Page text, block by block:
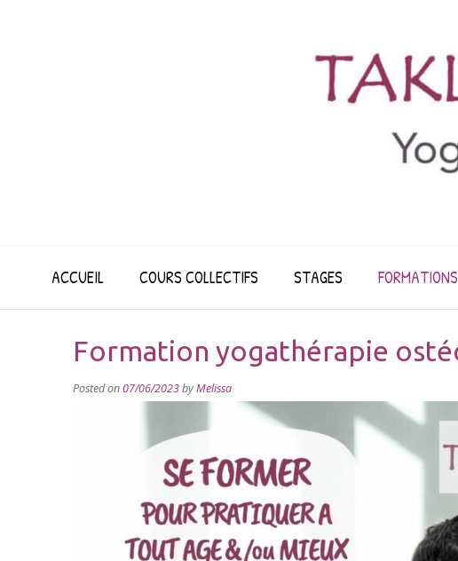
ACCUEIL COURS COLLECTIFS STAGES FORMATIONS
Formation yogathérapie
Posted on07/06/2023byMelissa